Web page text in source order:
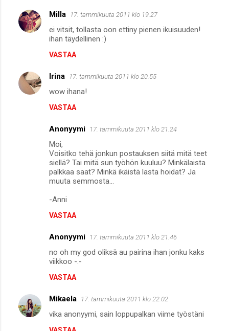
i
t
Milla 17. tammikuuta 2011 klo 19.27
ei vitsit, tollasta oon ettiny pienen ikuisuuden!
ihan täydellinen :)
VASTAA
Irina 17. tammikuuta 2011 klo 20.55
wow ihana!
VASTAA
Anonyymi 17. tammikuuta 2011 klo 21.24
Moi,
Voisitko tehä jonkun postauksen siitä mitä teet
siellä? Tai mitä sun työhön kuuluu? Minkälaista
palkkaa saat? Minkä ikäistä lasta hoidat? Ja
muuta semmosta...
-Anni
VASTAA
Anonyymi 17. tammikuuta 2011 klo 21.46
no oh my god oliksä au pairina ihan jonku kaks
viikkoo -.-
VASTAA
Mikaela 17. tammikuuta 2011 klo 22.02
vika anonyymi, sain loppupalkan viime työstäni